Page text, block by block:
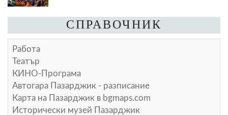
СПРАВОЧНИК
Работа
Театър
КИНО-Програма
Автогара Пазарджик - разписание
Карта на Пазарджик в bgmaps.com
Исторически музей Пазарджик